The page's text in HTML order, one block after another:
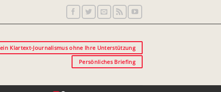
Klartext-Journalismus ohne Ihre Unterstützung
Persönliches Briefing